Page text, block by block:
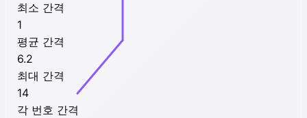
최소 간격
1
평균 간격
6.2
최대 간격
14
각 번호 간격